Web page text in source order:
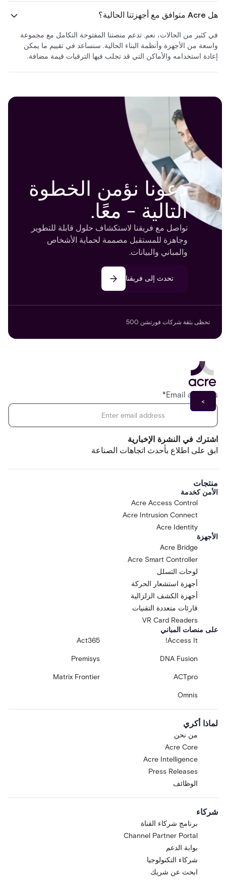
هل Acre متوافق مع أجهزتنا الحالية؟
في كثير من الحالات، نعم. تدعم منصتنا المفتوحة التكامل مع مجموعة
واسعة من الأجهزة وأنظمة البناء الحالية. سنساعد في تقييم ما يمكن
إعادة استخدامه والأماكن التي قد تجلب فيها الترقيات قيمة مضافة.
دعونا نؤمن الخطوة
التالية - معًا.
تواصل مع فريقنا لاستكشاف حلول قابلة للتطوير
وجاهزة للمستقبل مصممة لحماية الأشخاص
والمباني والبيانات.
تحدث إلى فريقنا
تحظى بثقة شركات فورتشن 500
اشترك في النشرة الإخبارية
ابق على اطلاع بأحدث اتجاهات الصناعة
Email address
*
منتجات
الأمن كخدمة
Acre Access Control
Acre Intrusion Connect
Acre Identity
الأجهزة
Acre Bridge
Acre Smart Controller
لوحات التسلل
أجهزة استشعار الحركة
أجهزة الكشف الزلزالية
قارئات متعددة التقنيات
VR Card Readers
على منصات المباني
Access It!
Act365
DNA Fusion
Premisys
ACTpro
Matrix Frontier
Omnis
لماذا أكري
من نحن
Acre Core
Acre Intelligence
Press Releases
الوظائف
شركاء
برنامج شركاء القناة
Channel Partner Portal
بوابة الدعم
شركاء التكنولوجيا
ابحث عن شريك